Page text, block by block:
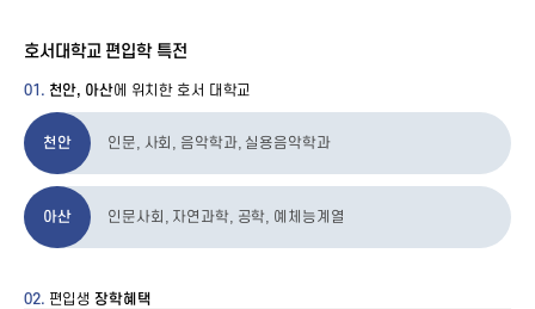
호서대학교 편입학 특전
01. 천안, 아산에 위치한 호서 대학교
천안 인문, 사회, 음악학과, 실용음악학과
아산 인문사회, 자연과학, 공학, 예체능계열
02. 편입생장학혜택